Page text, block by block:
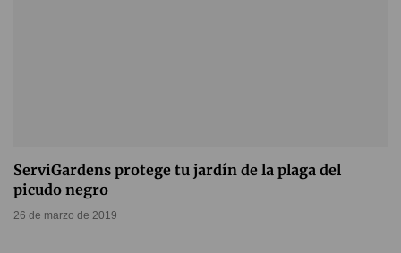
ServiGardens protege tu jardín de la plaga del
picudo negro
26 de marzo de 2019